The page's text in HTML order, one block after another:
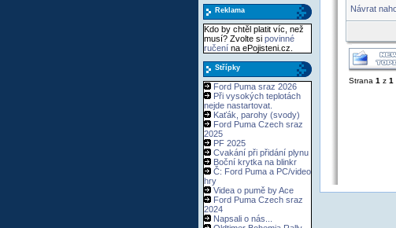
Reklama
Kdo by chtěl platit víc, než
musí? Zvolte si povinné
ručení na ePojisteni.cz.
Střípky
Ford Puma sraz 2026
Při vysokých teplotách
nejde nastartovat.
Kaťák, parohy (svody)
Ford Puma Czech sraz
2025
PF 2025
Cvakání při přidání plynu
Boční krytka na blinkr
Č: Ford Puma a PC/video
hry
Videa o pumě by Ace
Ford Puma Czech sraz
2024
Napsali o nás...
Návrat
Strana 1 z 1